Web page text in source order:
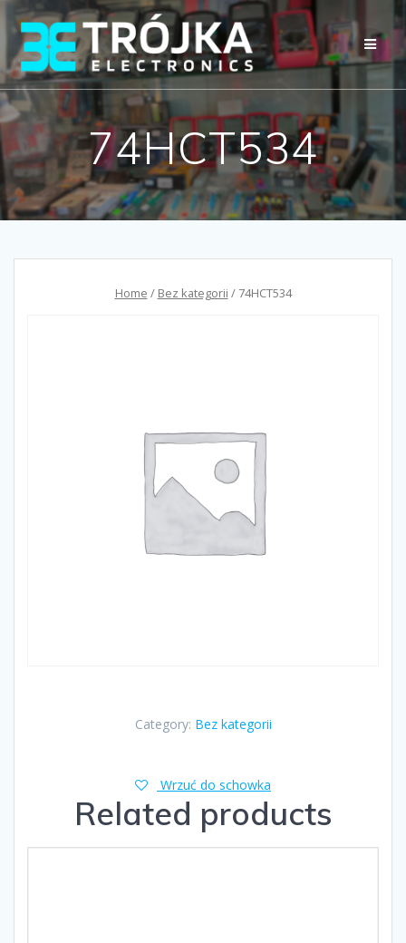
Przejdź
do
treści
74HCT534
Home / Bez kategorii / 74HCT534
Category: Bez kategorii
Wrzuć do schowka
Related products